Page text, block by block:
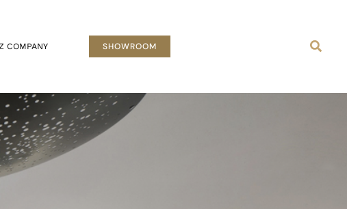
COMPANY SHOWROOM